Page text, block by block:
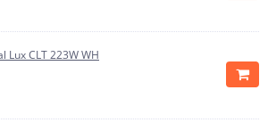
Lux CLT 223W WH